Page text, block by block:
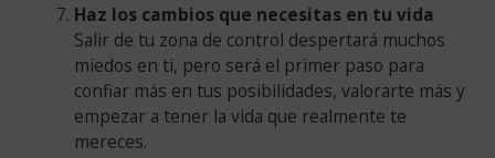
Haz los cambios que necesitas en tu vida
Salir de tu zona de control despertará muchos
miedos en ti, pero será el primer paso para
confiar más en tus posibilidades, valorarte más y
empezar a tener la vida que realmente te
mereces.